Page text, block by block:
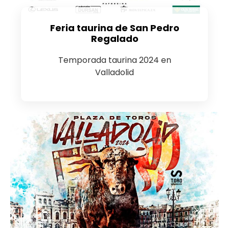
Feria taurina de San Pedro
Regalado
Temporada taurina 2024 en
Valladolid